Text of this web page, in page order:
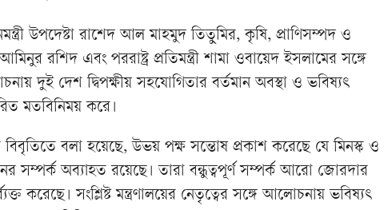
উপদেষ্টা রাশেদ আল মাহমুদ তিতুমির, কৃষি, প্রাণিসম্পদ ও
রশিদ এবং পররাষ্ট্র প্রতিমন্ত্রী শামা ওবায়েদ ইসলামের সঙ্গে
দুই দেশ দ্বিপক্ষীয় সহযোগিতার বর্তমান অবস্থা ও ভবিষ্যৎ
মতবিনিময় করে।
বলা হয়েছে, উভয় পক্ষ সন্তোষ প্রকাশ করেছে যে মিনস্ক ও
সম্পর্ক অব্যাহত রয়েছে। তারা বন্ধুত্বপূর্ণ সম্পর্ক আরো জোরদার
করেছে। সংশ্লিষ্ট মন্ত্রণালয়ের নেতৃত্বের সঙ্গে আলোচনায় ভবিষ্যৎ